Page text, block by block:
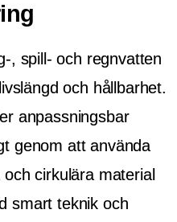
, spill- och regnvatten
och hållbarhet.
anpassningsbar
genom att använda
cirkulära material
smart teknik och